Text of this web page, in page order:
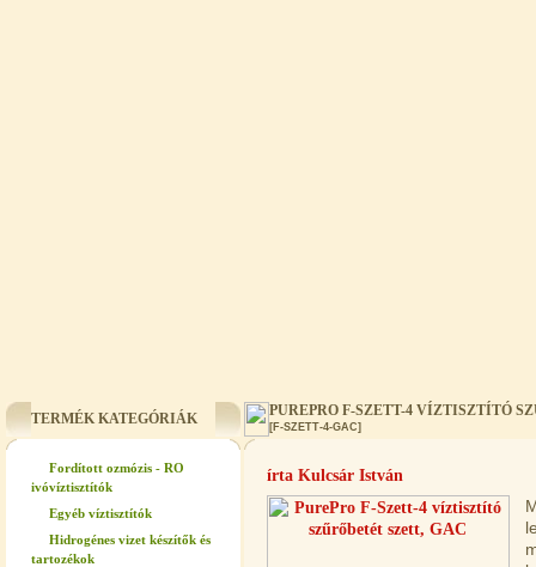
TERMÉK KATEGÓRIÁK
Fordított ozmózis - RO
ivóvíztisztítók
Egyéb víztisztítók
Hidrogénes vizet készítők és
tartozékok
PUREPRO F-SZETT-4 VÍZTISZTÍTÓ
[F-SZETT-4-GAC]
írta Kulcsár István